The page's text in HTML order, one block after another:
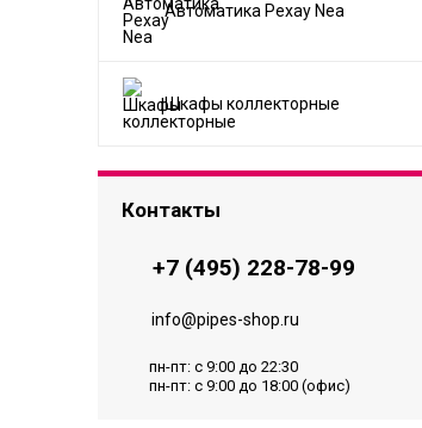
Автоматика Рехау Nea
Шкафы коллекторные
Контакты
+7 (495) 228-78-99
info@pipes-shop.ru
пн-пт: с 9:00 до 22:30
пн-пт: с 9:00 до 18:00 (офис)